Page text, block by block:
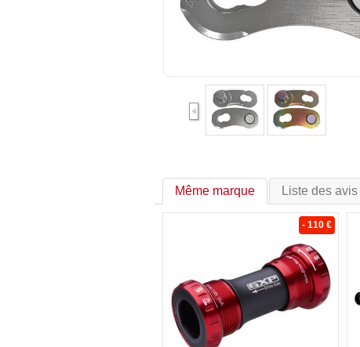
Même marque Liste des avis
- 110 €